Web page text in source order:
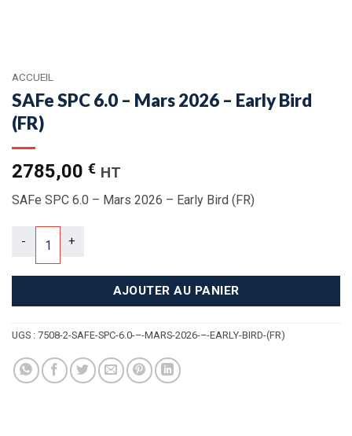
ACCUEIL
SAFe SPC 6.0 – Mars 2026 – Early Bird
(FR)
2785,00 € HT
SAFe SPC 6.0 – Mars 2026 – Early Bird (FR)
quantité de SAFe SPC 6.0 – Mars 2026 – Early Bird (FR)
AJOUTER AU PANIER
UGS : 7508-2-SAFE-SPC-6.0-–-MARS-2026-–-EARLY-BIRD-(FR)